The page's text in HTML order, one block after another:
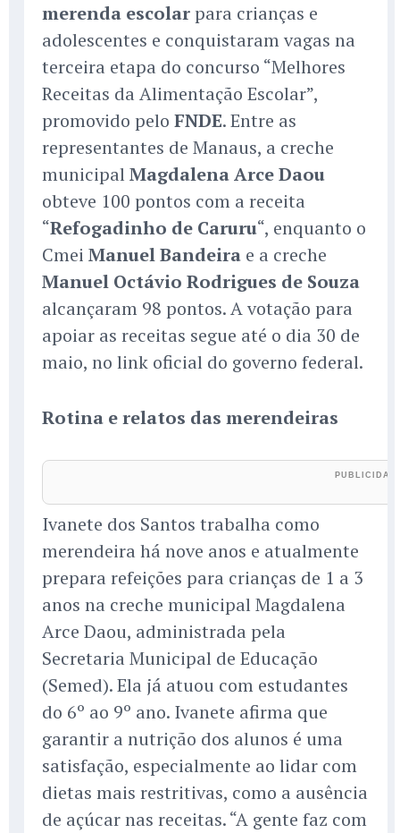
merenda escolar para crianças e
adolescentes e conquistaram vagas na
terceira etapa do concurso “Melhores
Receitas da Alimentação Escolar”,
promovido pelo FNDE. Entre as
representantes de Manaus, a creche
municipal Magdalena Arce Daou
obteve 100 pontos com a receita
“Refogadinho de Caruru“, enquanto o
Cmei Manuel Bandeira e a creche
Manuel Octávio Rodrigues de Souza
alcançaram 98 pontos. A votação para
apoiar as receitas segue até o dia 30 de
maio, no link oficial do governo federal.
Rotina e relatos das merendeiras
Ivanete dos Santos trabalha como
merendeira há nove anos e atualmente
prepara refeições para crianças de 1 a 3
anos na creche municipal Magdalena
Arce Daou, administrada pela
Secretaria Municipal de Educação
(Semed). Ela já atuou com estudantes
do 6º ao 9º ano. Ivanete afirma que
garantir a nutrição dos alunos é uma
satisfação, especialmente ao lidar com
dietas mais restritivas, como a ausência
de açúcar nas receitas. “A gente faz com